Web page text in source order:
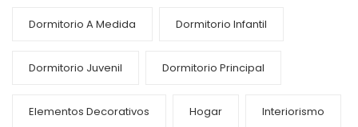
Dormitorio A Medida Dormitorio Infantil
Dormitorio Juvenil Dormitorio Principal
Elementos Decorativos Hogar Interiorismo